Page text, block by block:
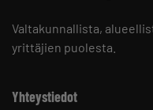
Valtakunnallista,
yrittäjien puolesta.
Yhteystiedot